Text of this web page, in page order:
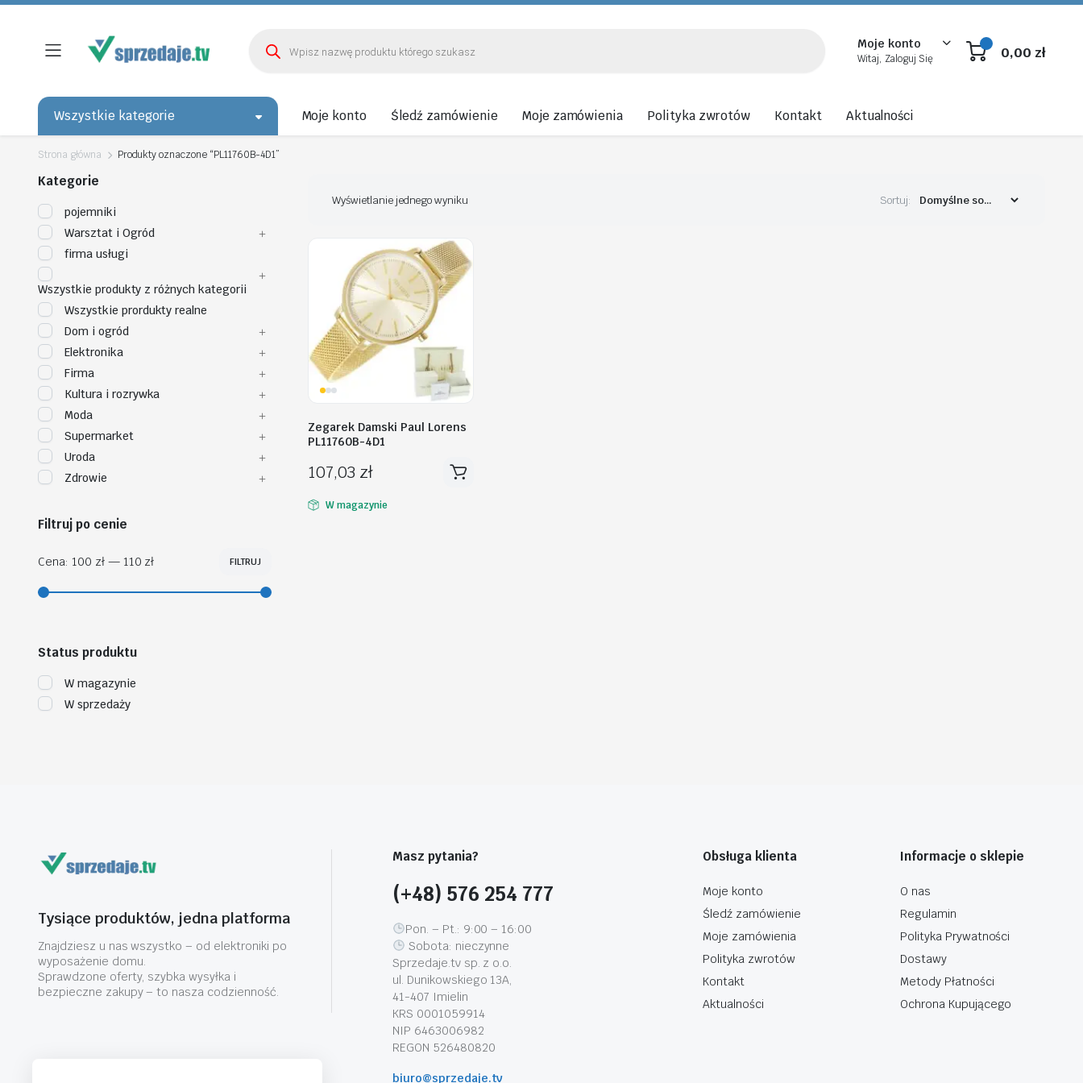
produktów
Moje konto
Witaj, Zaloguj Się 0,00 zł
Wszystkie kategorie Moje konto Śledź zamówienie Moje zamówienia Polityka zwrotów Kontakt Aktualności
Strona główna Produkty oznaczone “PL11760B-4D1”
Wyświetlanie jednego wyniku Sortuj:
Zegarek Damski Paul Lorens
PL11760B-4D1
107,03 zł
W magazynie
Kategorie
pojemniki
Warsztat i Ogród
firma usługi
Wszystkie produkty z różnych kategorii
Wszystkie prordukty realne
Dom i ogród
Elektronika
Firma
Kultura i rozrywka
Moda
Supermarket
Uroda
Zdrowie
Filtruj po cenie
FILTRUJ
Cena: 100 zł— 110 zł
Status produktu
W magazynie
W sprzedaży
Tysiące produktów, jedna platforma
Znajdziesz u nas wszystko – od elektroniki po
wyposażenie domu.
Sprawdzone oferty, szybka wysyłka i
bezpieczne zakupy – to nasza codzienność.
Masz pytania?
(+48) 576 254 777
Pon. – Pt.: 9:00 – 16:00
Sobota: nieczynne
Sprzedaje.tv sp. z o.o.
ul. Dunikowskiego 13A,
41-407 Imielin
KRS 0001059914
NIP 6463006982
REGON 526480820
biuro@sprzedaje.tv
Obsługa klienta
Moje konto
Śledź zamówienie
Moje zamówienia
Polityka zwrotów
Kontakt
Aktualności
Informacje o sklepie
O nas
Regulamin
Polityka Prywatności
Dostawy
Metody Płatności
Ochrona Kupującego